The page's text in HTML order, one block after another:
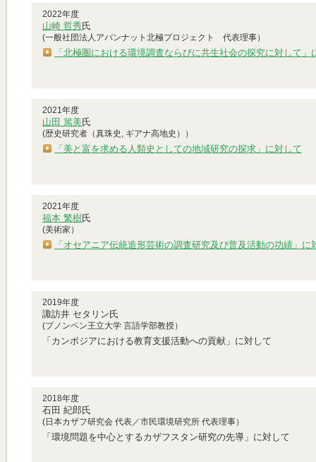
2022年度
山崎 哲秀氏
(一般社団法人アバンナット北極プロジェクト 代表理事）
「北極圏における環境調査ならびに共生社会の探究に対して」
2021年度
山田 篤美氏
(歴史研究者（真珠史, ギアナ高地史））
「美と富を求める人類史としての地域研究の探求」に対して
2021年度
福本 繁樹氏
(美術家）
「オセアニア伝統造形芸術の調査研究及び普及活動の功績」に
2019年度
諏訪井 セタリン氏
(プノンペン王立大学 言語学部教授）
「 カンボジアにおける教育支援活動への貢献 」に対して
2018年度
石田 紀郎氏
(日本カザフ研究会 代表／市民環境研究所 代表理事）
「 環境問題を中心とするカザフスタン研究の先導 」に対して